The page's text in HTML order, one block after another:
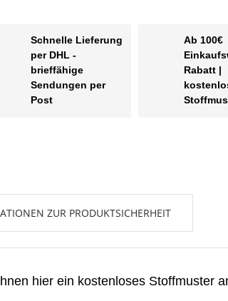
Schnelle Lieferung
per DHL -
brieffähige
Sendungen per
Post
Ab 100€
Rabatt |
ZUR PRODUKTSICHERHEIT
hier ein kostenloses Stoffmuster
anlegen
zu